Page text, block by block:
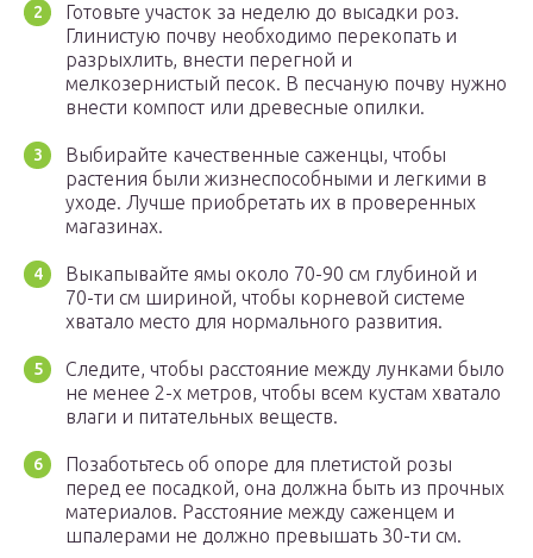
Готовьте участок за неделю до высадки роз.
Глинистую почву необходимо перекопать и
разрыхлить, внести перегной и
мелкозернистый песок. В песчаную почву нужно
внести компост или древесные опилки.
Выбирайте качественные саженцы, чтобы
растения были жизнеспособными и легкими в
уходе. Лучше приобретать их в проверенных
магазинах.
Выкапывайте ямы около 70-90 см глубиной и
70-ти см шириной, чтобы корневой системе
хватало место для нормального развития.
Следите, чтобы расстояние между лунками было
не менее 2-х метров, чтобы всем кустам хватало
влаги и питательных веществ.
Позаботьтесь об опоре для плетистой розы
перед ее посадкой, она должна быть из прочных
материалов. Расстояние между саженцем и
шпалерами не должно превышать 30-ти см.